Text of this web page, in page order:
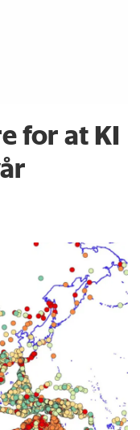
for at KI